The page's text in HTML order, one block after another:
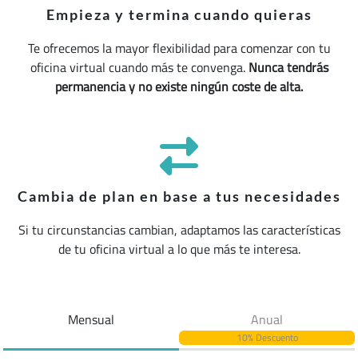
Empieza y termina cuando quieras
Te ofrecemos la mayor flexibilidad para comenzar con tu
oficina virtual cuando más te convenga.Nunca tendrás
permanencia y no existe ningún coste de alta.
Cambia de plan en base a tus necesidades
Si tu circunstancias cambian, adaptamos las características
de tu oficina virtual a lo que más te interesa.
Mensual Anual
10% Descuento